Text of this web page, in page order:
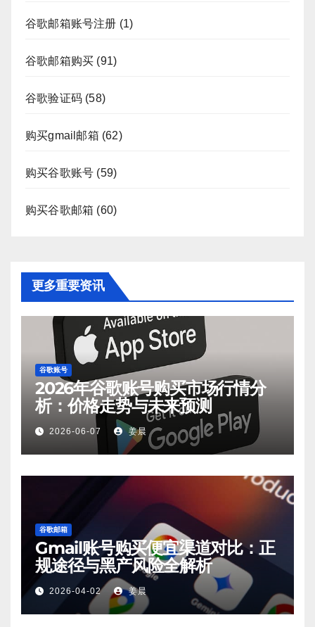
谷歌邮箱账号注册 (1)
谷歌邮箱购买 (91)
谷歌验证码 (58)
购买gmail邮箱 (62)
购买谷歌账号 (59)
购买谷歌邮箱 (60)
更多重要资讯
谷歌账号
2026年谷歌账号购买市场行情分
析：价格走势与未来预测
2026-06-07 姜晨
谷歌邮箱
Gmail账号购买便宜渠道对比：正
规途径与黑产风险全解析
2026-04-02 姜晨